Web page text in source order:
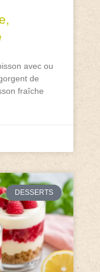
avec ou
de
fraîche
DESSERTS